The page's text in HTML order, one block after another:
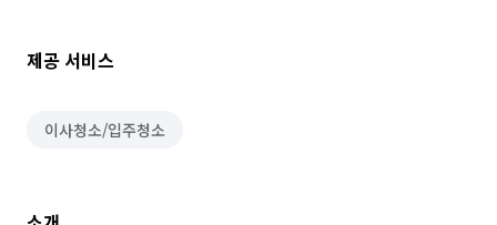
제공 서비스
이사청소/입주청소